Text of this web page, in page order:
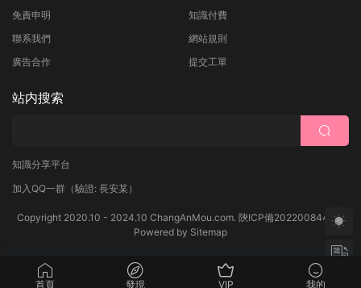
免責申明
聯系我們
廣告合作
知識付費
網站規則
提交工單
站内搜索
知識分享平台
加入QQ一群 （驗證: 長安某）
Copyright 2020.10 - 2024.10 ChangAnMou.com. 陝ICP備2022008444号
Powered by Sitemap
首頁 發現 VIP 我的